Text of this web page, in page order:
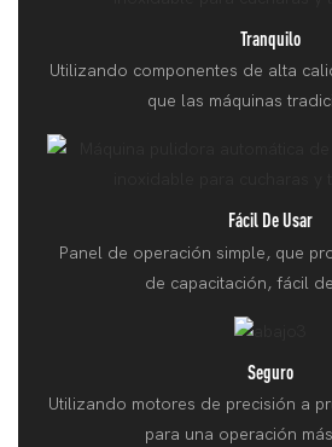
Tranquilo
Utilizando componentes de alta
que las máquinas
Fácil De Usar
Panel de operación simple, que
de capacitación, fácil
Seguro
Utilizando motores de precisión a
para una operación